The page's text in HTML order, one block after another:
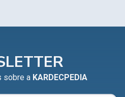
sobre a KARDECPEDIA